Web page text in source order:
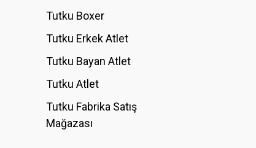
Tutku Boxer
Tutku Erkek Atlet
Tutku Bayan Atlet
Tutku Atlet
Tutku Fabrika Satış
Mağazası